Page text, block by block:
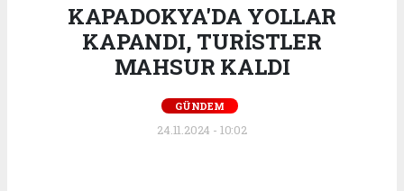
KAPADOKYA'DA YOLLAR
KAPANDI, TURİSTLER
MAHSUR KALDI
GÜNDEM
24.11.2024 - 10:02